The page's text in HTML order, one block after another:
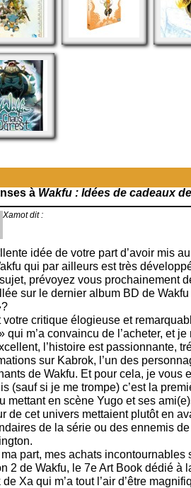
à Wakfu : Idées de cadeaux
Xamot dit :
idée de votre part d’avoir mis
qui par ailleurs est très
prévoyez vous prochainement
sur le dernier album BD de
votre critique élogieuse et
qui m’a convaincu de l’acheter, et
l’histoire est passionnante,
sur Kabrok, l’un des
de Wakfu. Et pour cela, je vous
(sauf si je me trompe) c’est la
mettant en scène Yugo et ses
de cet univers mettaient plutôt en
de la série ou des ennemis
ma part, mes achats incontournables
2 de Wakfu, le 7e Art Book dédié à
de Xa qui m’a tout l’air d’être